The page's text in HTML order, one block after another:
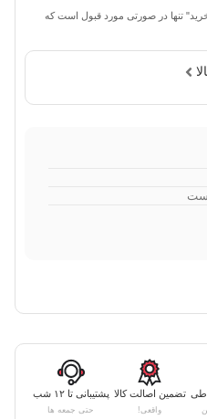
تنها در صورتی مورد قبول است که
تضمین اصالت کالا
واقعی!
پشتیبانی تا ۱۲ شب
حتی جمعه ها